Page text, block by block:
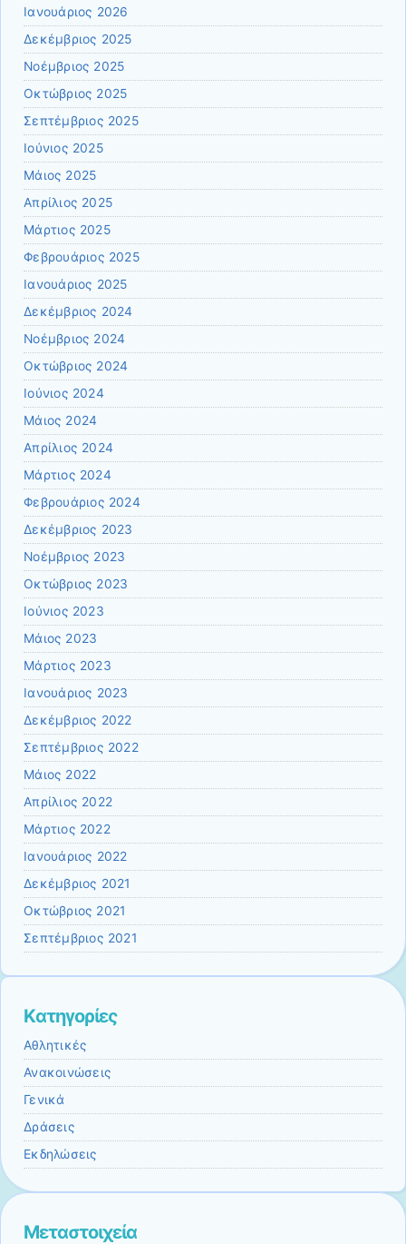
Ιανουάριος 2026
Δεκέμβριος 2025
Νοέμβριος 2025
Οκτώβριος 2025
Σεπτέμβριος 2025
Ιούνιος 2025
Μάιος 2025
Απρίλιος 2025
Μάρτιος 2025
Φεβρουάριος 2025
Ιανουάριος 2025
Δεκέμβριος 2024
Νοέμβριος 2024
Οκτώβριος 2024
Ιούνιος 2024
Μάιος 2024
Απρίλιος 2024
Μάρτιος 2024
Φεβρουάριος 2024
Δεκέμβριος 2023
Νοέμβριος 2023
Οκτώβριος 2023
Ιούνιος 2023
Μάιος 2023
Μάρτιος 2023
Ιανουάριος 2023
Δεκέμβριος 2022
Σεπτέμβριος 2022
Μάιος 2022
Απρίλιος 2022
Μάρτιος 2022
Ιανουάριος 2022
Δεκέμβριος 2021
Οκτώβριος 2021
Σεπτέμβριος 2021
Kατηγορίες
Αθλητικές
Ανακοινώσεις
Γενικά
Δράσεις
Εκδηλώσεις
Μεταστοιχεία